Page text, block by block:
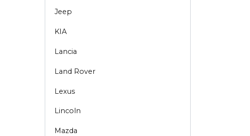
Jeep
KIA
Lancia
Land Rover
Lexus
Lincoln
Mazda